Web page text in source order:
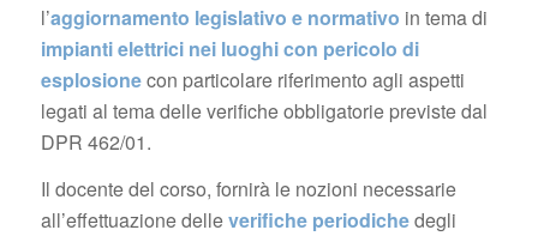
l’aggiornamento legislativo e normativo in tema di
impianti elettrici nei luoghi con pericolo di
esplosionecon particolare riferimento agli aspetti
legati al tema delle verifiche obbligatorie previste dal
DPR 462/01.
Il docente del corso, fornirà le nozioni necessarie
all’effettuazione delleverifiche periodichedegli